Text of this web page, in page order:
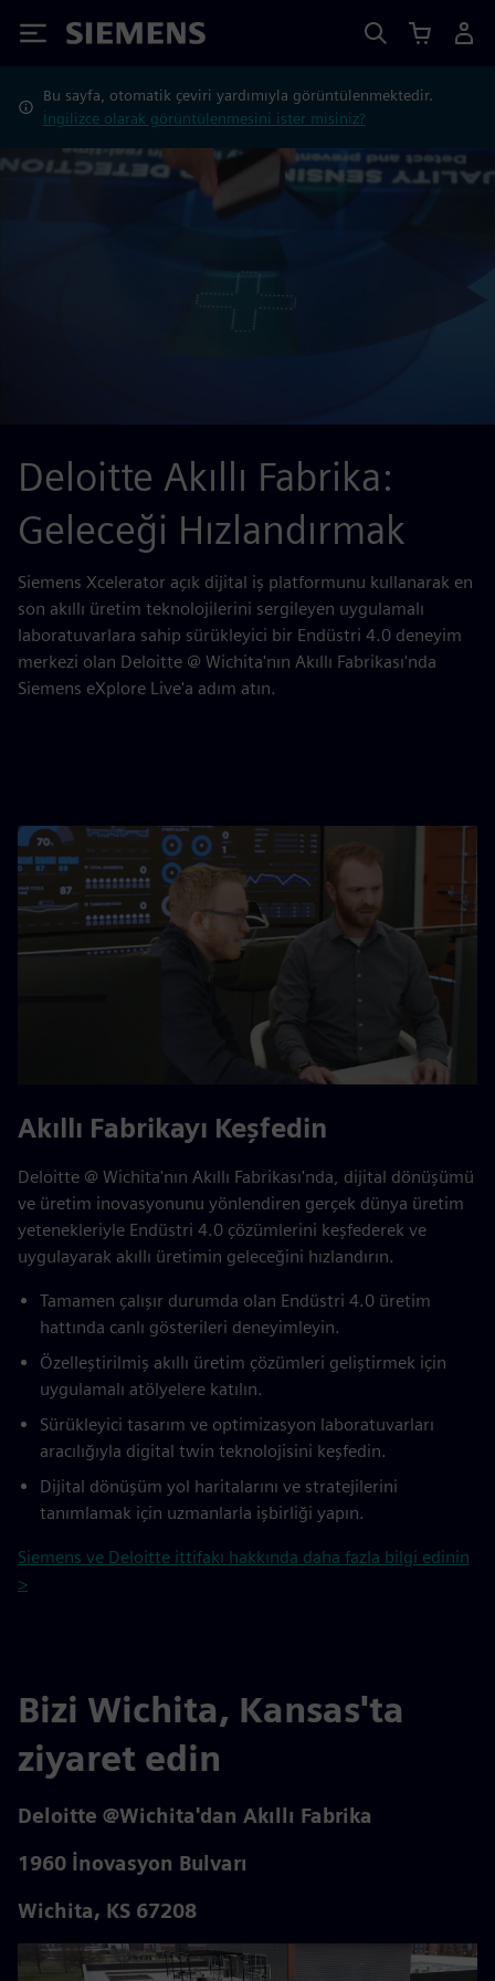
Siemens
Bu sayfa, otomatik çeviri yardımıyla görüntülenmektedir.
İngilizce olarak görüntülenmesini ister misiniz?
Deloitte Akıllı Fabrika:
Geleceği Hızlandırmak
Siemens Xcelerator açık dijital iş platformunu kullanarak en
son akıllı üretim teknolojilerini sergileyen uygulamalı
laboratuvarlara sahip sürükleyici bir Endüstri 4.0 deneyim
merkezi olan Deloitte @ Wichita'nın Akıllı Fabrikası'nda
Siemens eXplore Live'a adım atın.
Akıllı Fabrikayı Keşfedin
Deloitte @ Wichita'nın Akıllı Fabrikası'nda, dijital dönüşümü
ve üretim inovasyonunu yönlendiren gerçek dünya üretim
yetenekleriyle Endüstri 4.0 çözümlerini keşfederek ve
uygulayarak akıllı üretimin geleceğini hızlandırın.
Tamamen çalışır durumda olan Endüstri 4.0 üretim
hattında canlı gösterileri deneyimleyin.
Özelleştirilmiş akıllı üretim çözümleri geliştirmek için
uygulamalı atölyelere katılın.
Sürükleyici tasarım ve optimizasyon laboratuvarları
aracılığıyla digital twin teknolojisini keşfedin.
Dijital dönüşüm yol haritalarını ve stratejilerini
tanımlamak için uzmanlarla işbirliği yapın.
Siemens ve Deloitte ittifakı hakkında daha fazla bilgi edinin
>
Bizi Wichita, Kansas'ta
ziyaret edin
Deloitte @Wichita'dan Akıllı Fabrika
1960 İnovasyon Bulvarı
Wichita, KS 67208